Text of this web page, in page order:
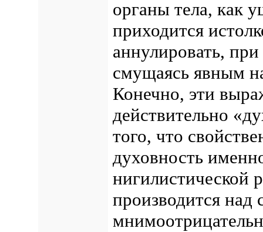
органы тела, как
приходится
аннулировать,
смущаясь явным
Конечно, эти
действительно
того, что
духовность
нигилистической
производится над